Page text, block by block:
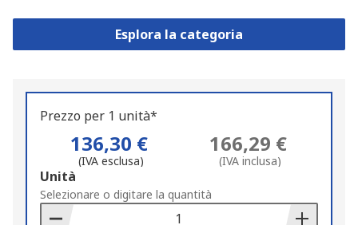
Esplora la categoria
Prezzo per 1 unità*
136,30 €
(IVA esclusa)
166,29 €
(IVA inclusa)
Add
to
Basket
Unità
Selezionare o digitare la quantità